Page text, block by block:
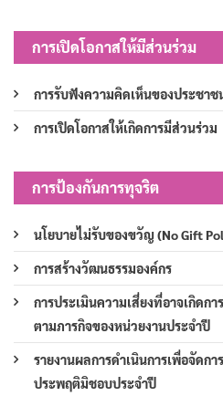
การเปิดโอกาสให้มีส่วนร่วม
การรับฟังความคิดเห็นของประชาช
การเปิดโอกาสให้เกิดการมีส่วนร่วม
การป้องกันการทุจริต
นโยบายไม่รับของขวัญ (No Gift
การสร้างวัฒนธรรมองค์กร
การประเมินความเสี่ยงที่อาจเกิดก
ตามภารกิจของหน่วยงานประจำปี
รายงานผลการดำเนินการเพื่อจัดก
ประพฤติมิชอบประจำปี